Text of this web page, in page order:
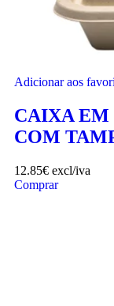
Adicionar aos
CAIXA EM
COM
12.85€ excl/iva
Comprar